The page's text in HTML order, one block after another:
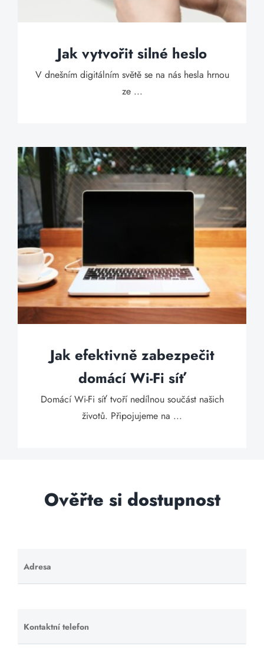
Jak vytvořit silné heslo
V dnešním digitálním světě se na nás hesla hrnou
ze ...
Jak efektivně zabezpečit
domácí Wi-Fi síť
Domácí Wi-Fi síť tvoří nedílnou součást našich
životů. Připojujeme na ...
Ověřte si dostupnost
Adresa
Ponechte
toto pole
Kontaktní telefon
Ponechte
toto pole